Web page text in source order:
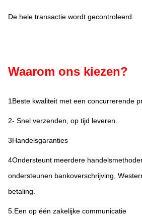
De hele transactie wordt gecontroleerd.
Waarom ons kiezen?
1Beste kwaliteit met een concurrerende
2- Snel verzenden, op tijd leveren.
3Handelsgaranties
4Ondersteunt meerdere
ondersteunen bankoverschrijving,
betaling.
5.Een op één zakelijke communicatie